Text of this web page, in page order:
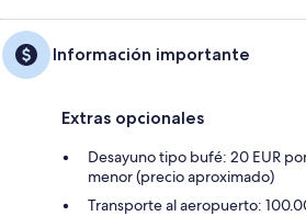
Información importante
Extras opcionales
Desayuno tipo bufé: 20 EUR
menor (precio aproximado)
Transporte al aeropuerto: